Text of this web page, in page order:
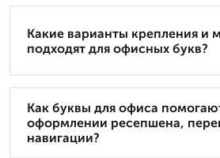
Какие варианты крепления и
подходят для офисных букв?
Как буквы для офиса
оформлении ресепшена,
навигации?